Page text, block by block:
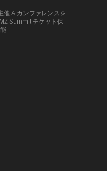
催 AIカンファレンスを
Summit チケット保